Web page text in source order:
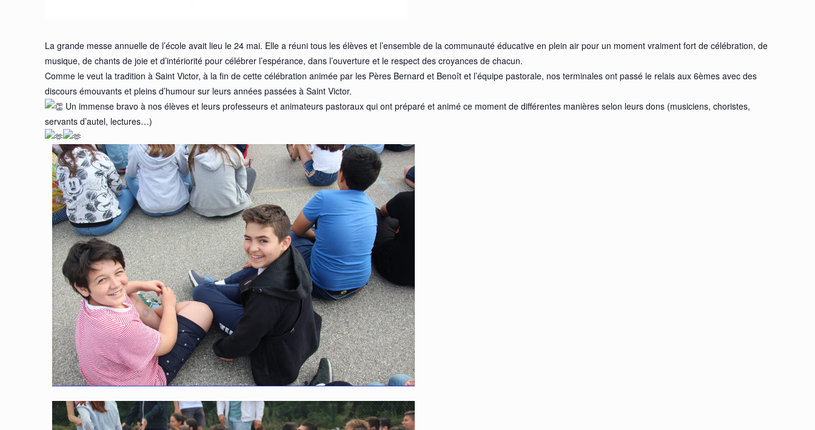
La grande messe annuelle de l’école avait lieu le 24 mai. Elle a réuni tous les élèves et l’ensemble de la communauté éducative en plein air pour un moment vraiment fort de célébration, de
musique, de chants de joie et d’intériorité pour célébrer l’espérance, dans l’ouverture et le respect des croyances de chacun.
Comme le veut la tradition à Saint Victor, à la fin de cette célébration animée par les Pères Bernard et Benoît et l’équipe pastorale, nos terminales ont passé le relais aux 6èmes avec des
discours émouvants et pleins d’humour sur leurs années passées à Saint Victor.
Un immense bravo à nos élèves et leurs professeurs et animateurs pastoraux qui ont préparé et animé ce moment de différentes manières selon leurs dons (musiciens, choristes,
servants d’autel, lectures…)